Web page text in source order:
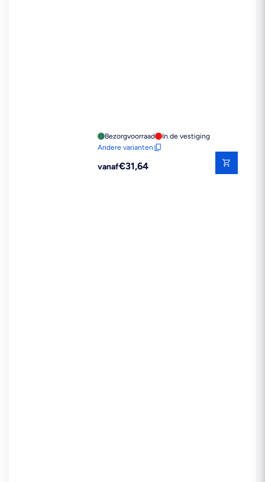
Bezorgvoorraad
In de vestiging
Andere varianten
Reguliere
vanaf€31,64